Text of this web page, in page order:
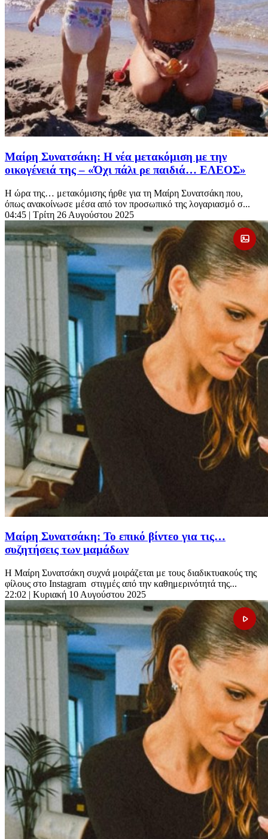
Μαίρη Συνατσάκη: Η νέα μετακόμιση με την
οικογένειά της – «Όχι πάλι ρε παιδιά… ΕΛΕΟΣ»
Η ώρα της… μετακόμισης ήρθε για τη Μαίρη Συνατσάκη που,
όπως ανακοίνωσε μέσα από τον προσωπικό της λογαριασμό σ...
04:45 | Τρίτη 26 Αυγούστου 2025
Μαίρη Συνατσάκη: Το επικό βίντεο για τις…
συζητήσεις των μαμάδων
Η Μαίρη Συνατσάκη συχνά μοιράζεται με τους διαδικτυακούς της
φίλους στο Instagram στιγμές από την καθημερινότητά της...
22:02 | Κυριακή 10 Αυγούστου 2025